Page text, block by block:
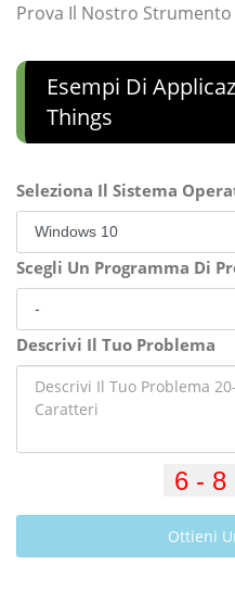
Prova Il Nostro
Esempi Di
Things
Seleziona Il Sistema
Scegli Un Programma Di
Descrivi Il Tuo Problema
Ottieni